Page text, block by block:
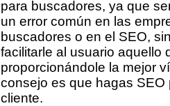
para buscadores, ya que
un error común en las
buscadores o en el SEO,
facilitarle al usuario aquello
proporcionándole la mejor
consejo es que hagas
cliente.